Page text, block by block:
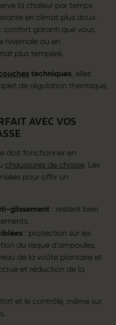
la chaleur par temps
en climat plus doux.
confort garanti que vous
hivernale ou en
plus tempéré.
techniques, elles
de régulation thermique,
AVEC VOS
doit fonctionner en
chaussures de chasse. Les
pour offrir un
glissement: restent bien
: protection sur les
du risque d’ampoules.
de la voûte plantaire et
et réduction de la
et le contrôle, même sur